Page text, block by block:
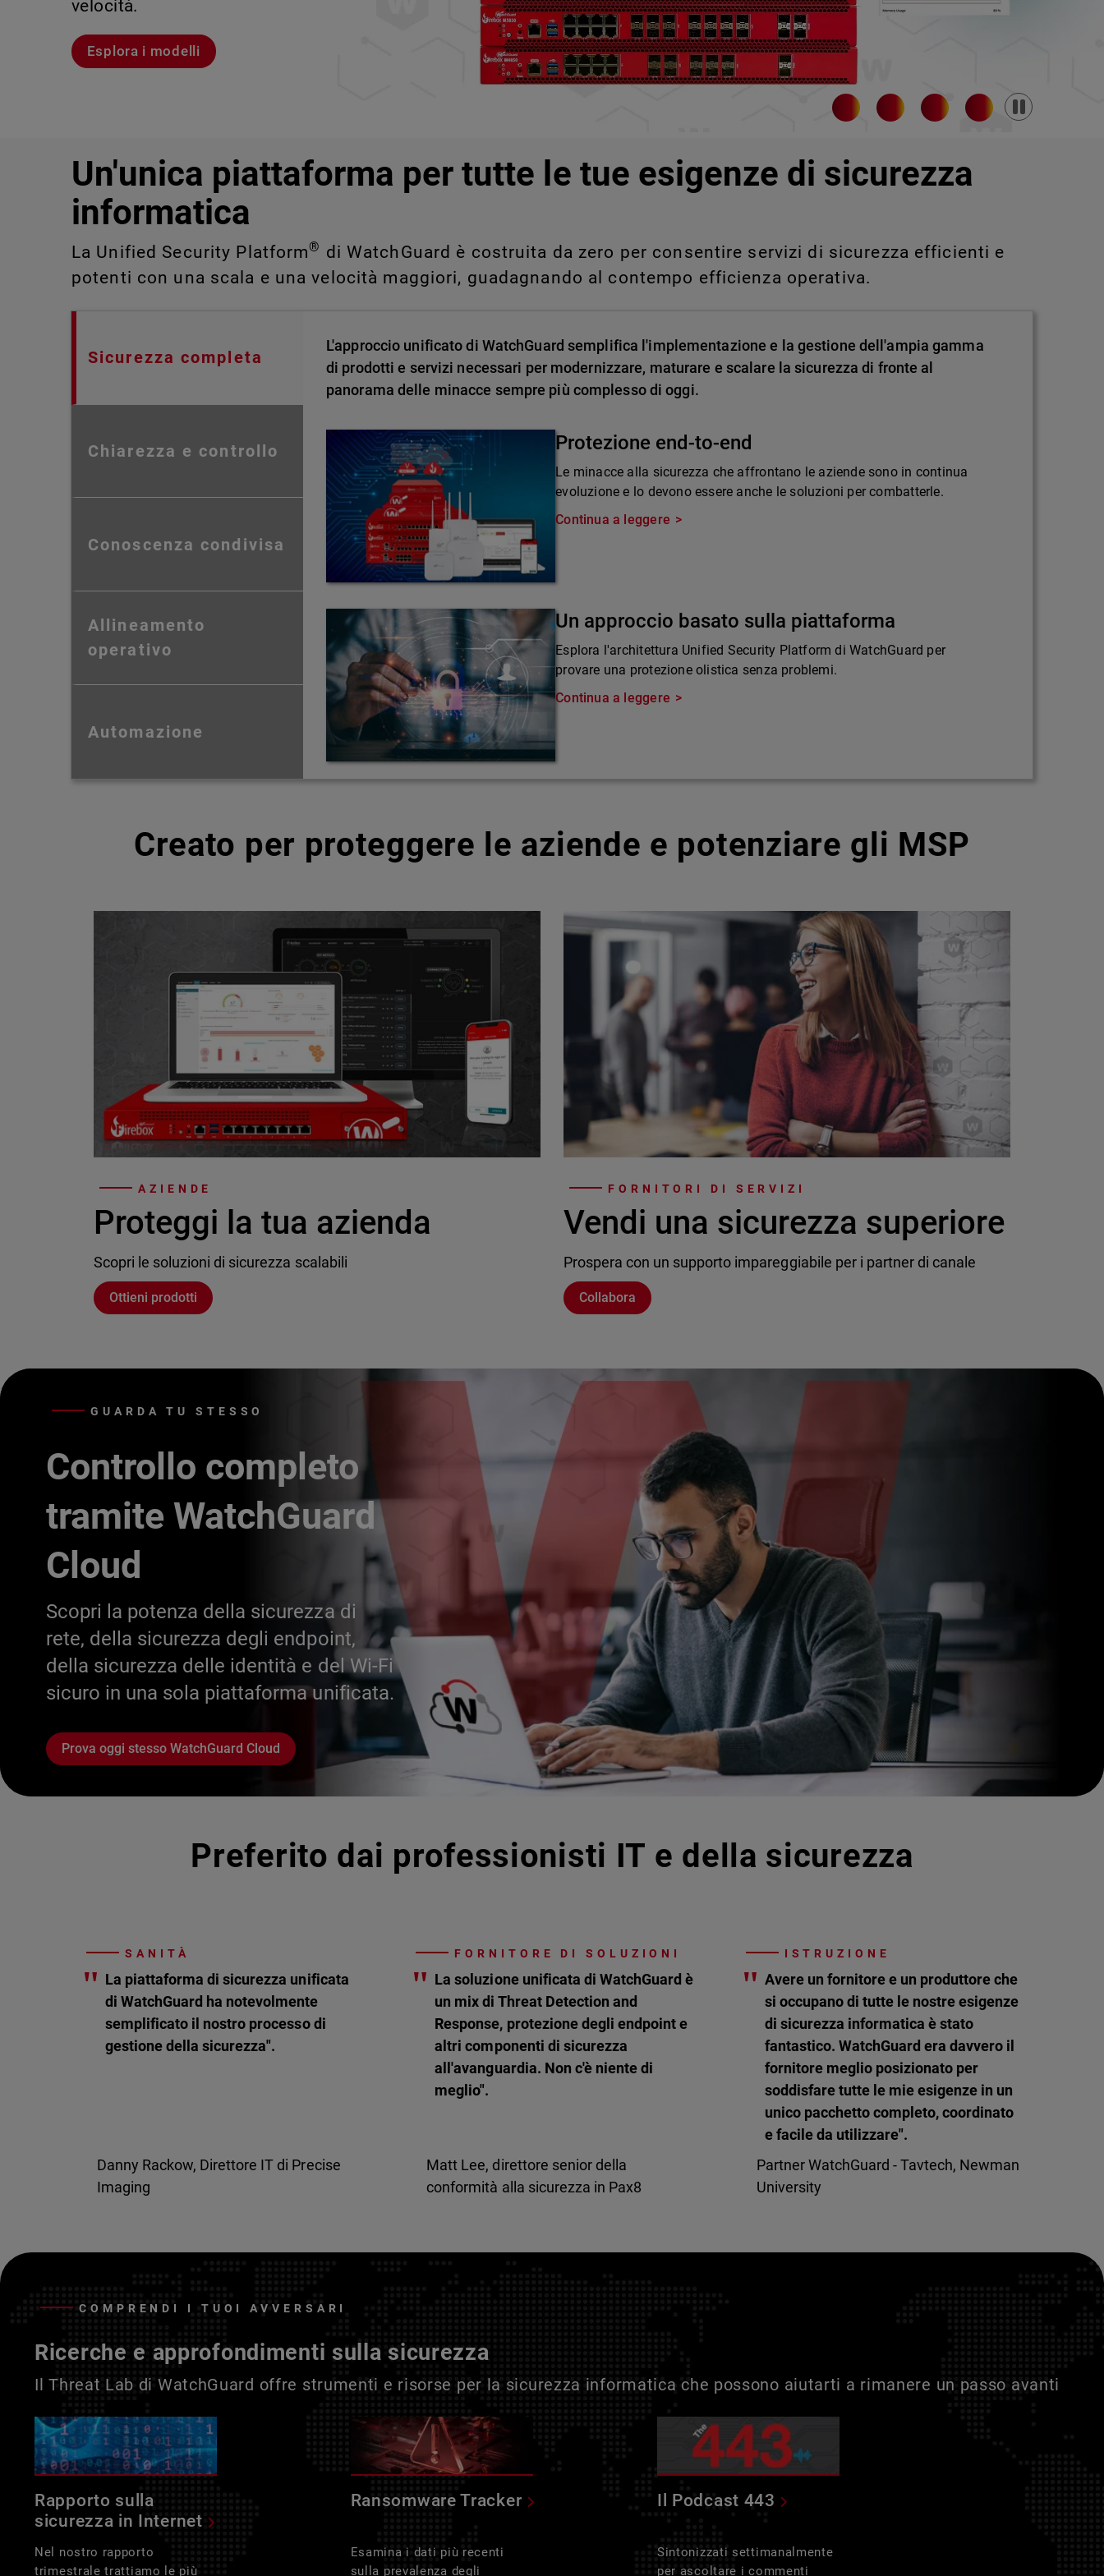
velocità.
Esplora i modelli
violazioni e portare alla luce rischi legati a Shadow AI e Shadow
IT impossibili da rilevare o gestire manualmente su larga scala.
Scopri Rai
Scopri WatchGuard EDR
Pause
Un'unica piattaforma per tutte le tue esigenze di sicurezza
informatica
La Unified Security Platform® di WatchGuard è costruita da zero per consentire servizi di sicurezza efficienti e
potenti con una scala e una velocità maggiori, guadagnando al contempo efficienza operativa.
Sicurezza completa
Chiarezza e controllo
Conoscenza condivisa
Allineamento
operativo
Automazione
L'approccio unificato di WatchGuard semplifica l'implementazione e la gestione dell'ampia gamma
di prodotti e servizi necessari per modernizzare, maturare e scalare la sicurezza di fronte al
panorama delle minacce sempre più complesso di oggi.
Protezione end-to-end
Le minacce alla sicurezza che affrontano le aziende sono in continua
evoluzione e lo devono essere anche le soluzioni per combatterle.
Continua a leggere
Un approccio basato sulla piattaforma
Esplora l'architettura Unified Security Platform di WatchGuard per
provare una protezione olistica senza problemi.
Continua a leggere
Creato per proteggere le aziende e potenziare gli MSP
AZIENDE
Proteggi la tua azienda
Scopri le soluzioni di sicurezza scalabili
Ottieni prodotti
FORNITORI DI SERVIZI
Vendi una sicurezza superiore
Prospera con un supporto impareggiabile per i partner di canale
Collabora
GUARDA TU STESSO
Controllo completo
tramite WatchGuard
Cloud
Scopri la potenza della sicurezza di
rete, della sicurezza degli endpoint,
della sicurezza delle identità e del Wi-Fi
sicuro in una sola piattaforma unificata.
Prova oggi stesso WatchGuard Cloud
Preferito dai professionisti IT e della sicurezza
SANITÀ
" La piattaforma di sicurezza unificata
di WatchGuard ha notevolmente
semplificato il nostro processo di
gestione della sicurezza".
Danny Rackow, Direttore IT di Precise
Imaging
FORNITORE DI SOLUZIONI
" La soluzione unificata di WatchGuard è
un mix di Threat Detection and
Response, protezione degli endpoint e
altri componenti di sicurezza
all'avanguardia. Non c'è niente di
meglio".
Matt Lee, direttore senior della
conformità alla sicurezza in Pax8
ISTRUZIONE
" Avere un fornitore e un produttore che
si occupano di tutte le nostre esigenze
di sicurezza informatica è stato
fantastico. WatchGuard era davvero il
fornitore meglio posizionato per
soddisfare tutte le mie esigenze in un
unico pacchetto completo, coordinato
e facile da utilizzare".
Partner WatchGuard - Tavtech, Newman
University
COMPRENDI I TUOI AVVERSARI
Ricerche e approfondimenti sulla sicurezza
Il Threat Lab di WatchGuard offre strumenti e risorse per la sicurezza informatica che possono aiutarti a rimanere un passo avanti
Rapporto sulla
sicurezza in Internet
Nel nostro rapporto
trimestrale trattiamo le più
Ransomware Tracker
Esamina i dati più recenti
sulla prevalenza degli
Il Podcast 443
Sintonizzati settimanalmente
per ascoltare i commenti